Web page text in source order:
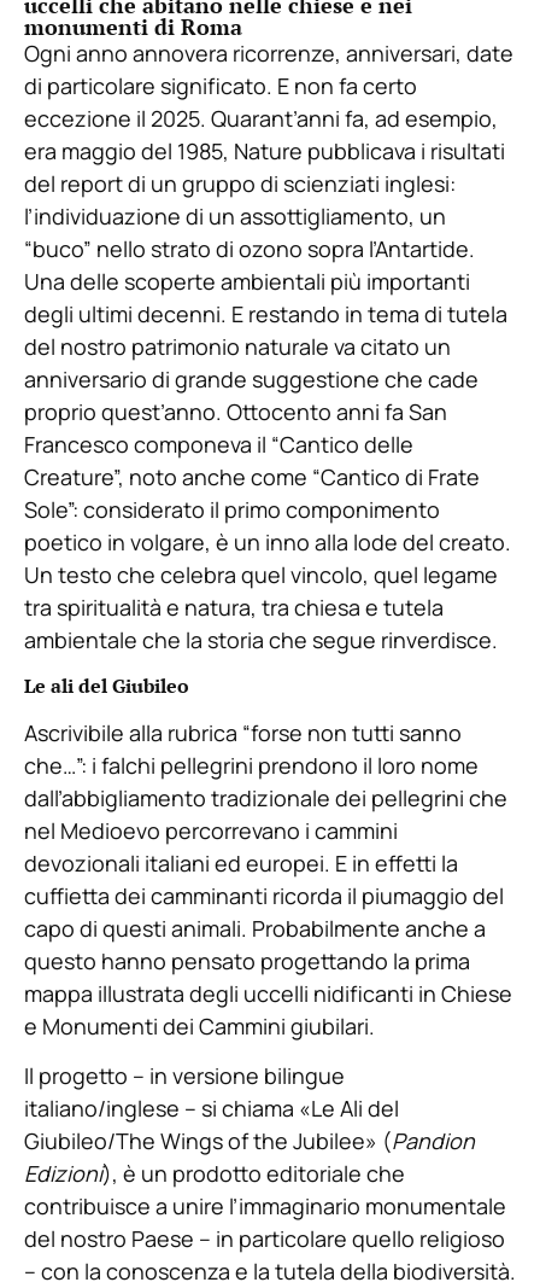
monumenti di Roma
Ogni anno annovera ricorrenze, anniversari, date
di particolare significato. E non fa certo
eccezione il 2025. Quarant’anni fa, ad esempio,
era maggio del 1985, Nature pubblicava i risultati
del report di un gruppo di scienziati inglesi:
l’individuazione di un assottigliamento, un
“buco” nello strato di ozono sopra l’Antartide.
Una delle scoperte ambientali più importanti
degli ultimi decenni. E restando in tema di tutela
del nostro patrimonio naturale va citato un
anniversario di grande suggestione che cade
proprio quest’anno. Ottocento anni fa San
Francesco componeva il “Cantico delle
Creature”, noto anche come “Cantico di Frate
Sole”: considerato il primo componimento
poetico in volgare, è un inno alla lode del creato.
Un testo che celebra quel vincolo, quel legame
tra spiritualità e natura, tra chiesa e tutela
ambientale che la storia che segue rinverdisce.
Le ali del Giubileo
Ascrivibile alla rubrica “forse non tutti sanno
che…”: i falchi pellegrini prendono il loro nome
dall’abbigliamento tradizionale dei pellegrini che
nel Medioevo percorrevano i cammini
devozionali italiani ed europei. E in effetti la
cuffietta dei camminanti ricorda il piumaggio del
capo di questi animali. Probabilmente anche a
questo hanno pensato progettando la prima
mappa illustrata degli uccelli nidificanti in Chiese
e Monumenti dei Cammini giubilari.
Il progetto – in versione bilingue
italiano/inglese – si chiama «Le Ali del
Giubileo/The Wings of the Jubilee» (Pandion
Edizioni), è un prodotto editoriale che
contribuisce a unire l’immaginario monumentale
del nostro Paese – in particolare quello religioso
– con la conoscenza e la tutela della biodiversità.